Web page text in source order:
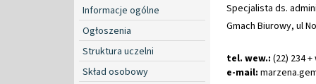
Informacje ogólne
Ogłoszenia
Struktura uczelni
Skład osobowy
Specjalista ds.
Gmach Biurowy, ul
tel. wew.: (22) 234
e-mail: marzena.